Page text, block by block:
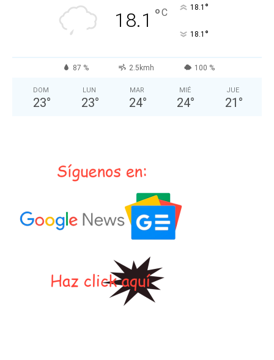
18.1 °C 18.1 °
18.1 °
87 % 2.5kmh 100 %
DOM
23°
LUN
23°
MAR
24°
MIÉ
24°
JUE
21 °